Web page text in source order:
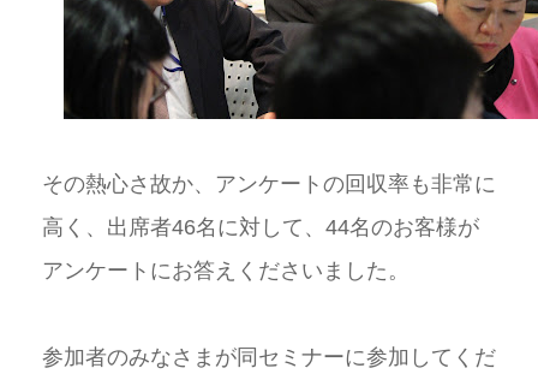
その熱心さ故か、アンケートの回収率も非常に
高く、出席者46名に対して、 44名のお客様が
アンケートにお答えくださいました。
参加者のみなさまが同セミナーに参加してくだ